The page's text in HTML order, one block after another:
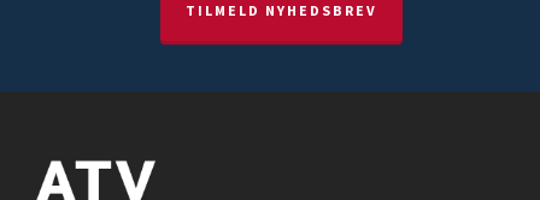
TILMELD NYHEDSBREV